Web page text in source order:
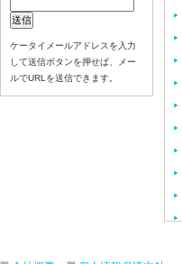
ケータイメールアドレスを入力
して送信ボタンを押せば、メー
ルでURLを送信できます。